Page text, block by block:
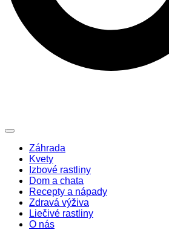
Záhrada
Kvety
Izbové rastliny
Dom a chata
Recepty a nápady
Zdravá výživa
Liečivé rastliny
O nás